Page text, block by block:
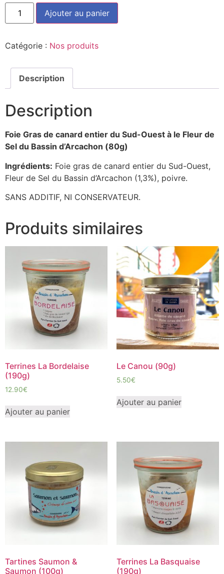
quantité
Foie
la
Sel
Bassin
(80g)
Ajouter au panier
Catégorie : Nos produits
Description
Description
Foie Gras de canard entier du Sud-Ouest à le Fleur de
Sel du Bassin d’Arcachon (80g)
Ingrédients: Foie gras de canard entier du Sud-Ouest,
Fleur de Sel du Bassin d’Arcachon (1,3%), poivre.
SANS ADDITIF, NI CONSERVATEUR.
Produits similaires
Terrines La Bordelaise
(190g)
12.90€
Ajouter au panier
Le Canou (90g)
5.50€
Ajouter au panier
Tartines Saumon &
Saumon (100g)
Terrines La Basquaise
(190g)